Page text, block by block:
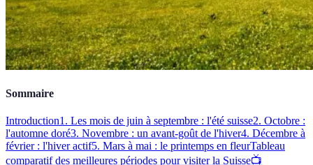
Sommaire
Introduction1. Les mois de juin à septembre : l'été suisse2. Octobre :
l'automne doré3. Novembre : un avant-goût de l'hiver4. Décembre à
février : l'hiver actif5. Mars à mai : le printemps en fleurTableau
comparatif des meilleures périodes pour visiter la Suisse📺